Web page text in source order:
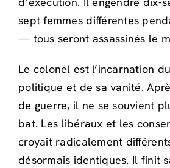
sept femmes différentes
— tous seront assassinés le
Le colonel est l’incarnation
politique et de sa vanité.
de guerre, il ne se souvient
bat. Les libéraux et les
croyait radicalement
désormais identiques. Il finit